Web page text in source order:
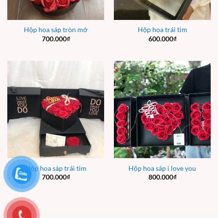
Hộp hoa sáp tròn mở
700.000₫
Hộp hoa trái tim
600.000₫
Hộp hoa sáp trái tim
700.000₫
Hộp hoa sáp i love you
800.000₫